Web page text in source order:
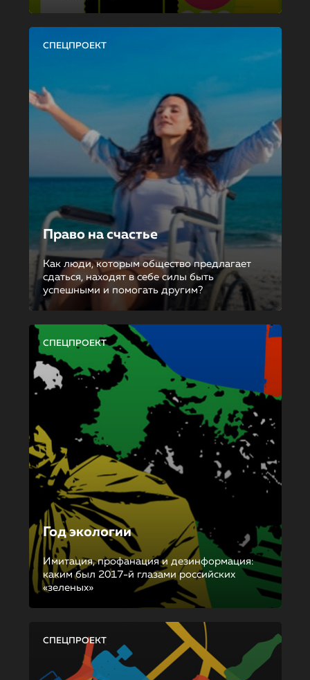
СПЕЦПРОЕКТ
Право на счастье
Как люди, которым общество предлагает
сдаться, находят в себе силы быть
успешными и помогать другим?
СПЕЦПРОЕКТ
Год экологии
Имитация, профанация и дезинформация:
каким был 2017-й глазами российских
«зеленых»
СПЕЦПРОЕКТ